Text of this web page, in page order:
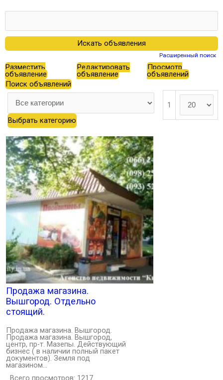
Расширенный поиск
Разместить
объявление
Редактировать
объявление
Просмотр
объявлений
Поиск объявлений
1
Продажа магазина.
Вышгород. Отдельно
стоящий.
Продажа магазина. Вышгород.
Продажа магазина. Вышгород,
центр, пр-т. Мазепы. Действующий
бизнес ( в наличии полный пакет
документов). Земля под
магазином…
Всего просмотров: 1217